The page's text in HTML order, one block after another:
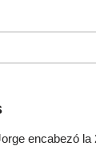
encabezó la